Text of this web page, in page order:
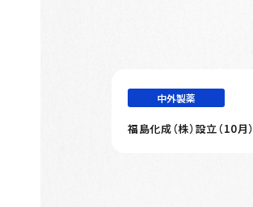
中外製薬
福島化成（株）設立（10月）